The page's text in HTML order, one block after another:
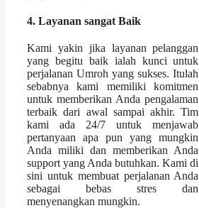
4. Layanan sangat Baik
Kami yakin jika layanan pelanggan
yang begitu baik ialah kunci untuk
perjalanan Umroh yang sukses. Itulah
sebabnya kami memiliki komitmen
untuk memberikan Anda pengalaman
terbaik dari awal sampai akhir. Tim
kami ada 24/7 untuk menjawab
pertanyaan apa pun yang mungkin
Anda miliki dan memberikan Anda
support yang Anda butuhkan. Kami di
sini untuk membuat perjalanan Anda
sebagai bebas stres dan
menyenangkan mungkin.